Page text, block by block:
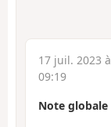
17 juil. 2023
09:19
Note globale